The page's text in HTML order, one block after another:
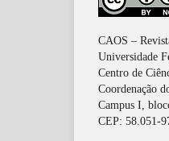
CAOS –
Universidade
Centro de
Coordenação
Campus I,
CEP: 58.051-